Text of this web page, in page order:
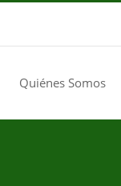
Quiénes Somos